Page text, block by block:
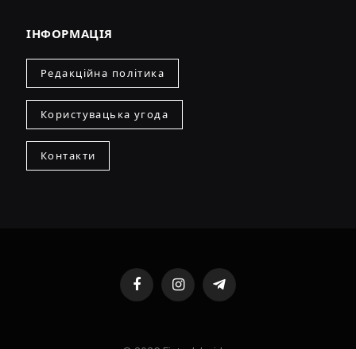
ІНФОРМАЦІЯ
Редакційна політика
Користувацька угода
Контакти
FacebookInstagramTelegram